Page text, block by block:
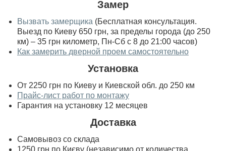
Замер
Вызвать замерщика (Бесплатная консультация.
Выезд по Киеву 650 грн, за пределы города (до 250
км) – 35 грн километр, Пн-Сб с 8 до 21:00 часов)
Как замерить дверной проем самостоятельно
Установка
От 2250 грн по Киеву и Киевской обл. до 250 км
Прайс-лист работ по монтажу
Гарантия на установку 12 месяцев
Доставка
Самовывоз со склада
1250 грн по Києву (независимо от количества